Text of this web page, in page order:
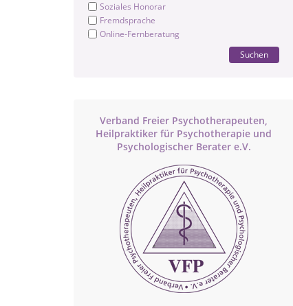
Soziales Honorar
Fremdsprache
Online-Fernberatung
Suchen
Verband Freier Psychotherapeuten,
Heilpraktiker für Psychotherapie und
Psychologischer Berater e.V.